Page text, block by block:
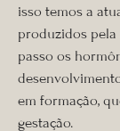
isso temos a
produzidos
passo os
em formação,
gestação.